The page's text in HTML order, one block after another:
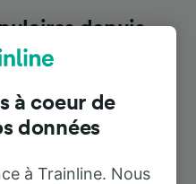
depuis
Marchesi
7 h 38 m
à coeur de
données
à Trainline. Nous